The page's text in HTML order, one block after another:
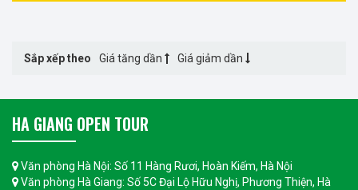
Sắp xếp theo Giá tăng dần Giá giảm dần
HA GIANG OPEN TOUR
Văn phòng Hà Nội: Số 11 Hàng Rươi, Hoàn Kiếm, Hà Nội
Văn phòng Hà Giang: Số 5C Đại Lộ Hữu Nghị, Phương Thiện, Hà